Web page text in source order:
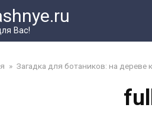
Вас!
» Загадка для ботаников: на дереве